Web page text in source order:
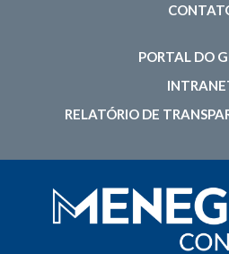
PORTAL DO
RELATÓRIO DE